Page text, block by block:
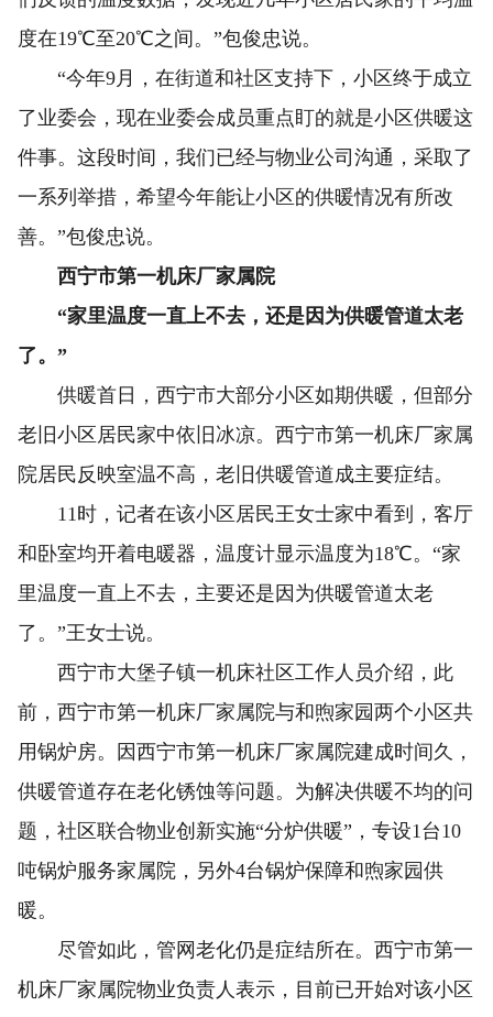
度在19℃至20℃之间。”包俊忠说。
“今年9月，在街道和社区支持下，小区终于成立
了业委会，现在业委会成员重点盯的就是小区供暖这
件事。这段时间，我们已经与物业公司沟通，采取了
一系列举措，希望今年能让小区的供暖情况有所改
善。”包俊忠说。
西宁市第一机床厂家属院
“家里温度一直上不去，还是因为供暖管道太老
了。”
供暖首日，西宁市大部分小区如期供暖，但部分
老旧小区居民家中依旧冰凉。西宁市第一机床厂家属
院居民反映室温不高，老旧供暖管道成主要症结。
11时，记者在该小区居民王女士家中看到，客厅
和卧室均开着电暖器，温度计显示温度为18℃。“家
里温度一直上不去，主要还是因为供暖管道太老
了。”王女士说。
西宁市大堡子镇一机床社区工作人员介绍，此
前，西宁市第一机床厂家属院与和煦家园两个小区共
用锅炉房。因西宁市第一机床厂家属院建成时间久，
供暖管道存在老化锈蚀等问题。为解决供暖不均的问
题，社区联合物业创新实施“分炉供暖”，专设1台10
吨锅炉服务家属院，另外4台锅炉保障和煦家园供
暖。
尽管如此，管网老化仍是症结所在。西宁市第一
机床厂家属院物业负责人表示，目前已开始对该小区